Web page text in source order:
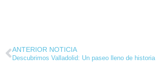
ANTERIOR NOTICIA
Descubrimos Valladolid: Un paseo lleno de